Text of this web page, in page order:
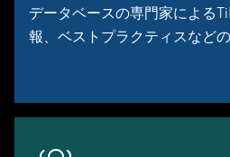
データベースの専門家による
報、ベストプラクティスなど